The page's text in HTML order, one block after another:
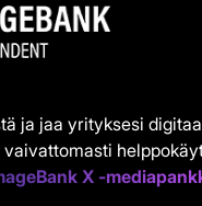
ja jaa yrityksesi
X -